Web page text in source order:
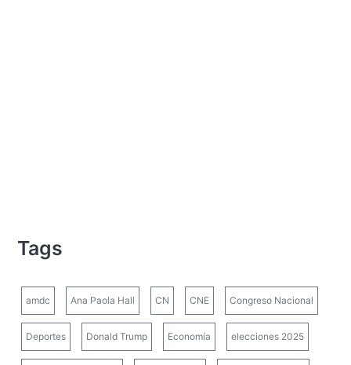
Tags
amdc Ana Paola Hall CN CNE Congreso Nacional
Deportes Donald Trump Economía elecciones 2025